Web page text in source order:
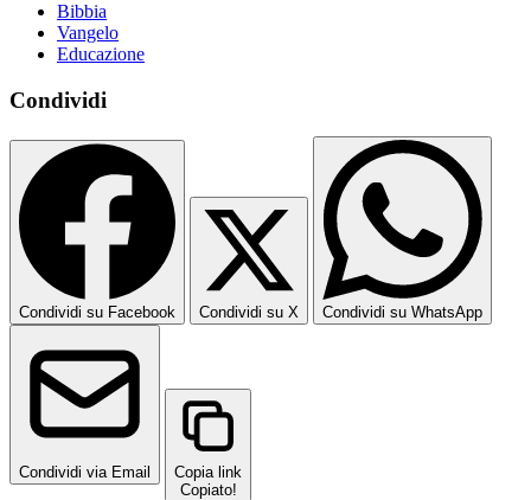
Bibbia
Vangelo
Educazione
Condividi
Condividi su Facebook Condividi su X Condividi su WhatsApp
Condividi via Email
Copia link
Copiato!